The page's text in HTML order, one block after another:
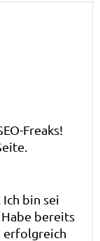
Freaks!
bin sei
bereits
erfolgreich